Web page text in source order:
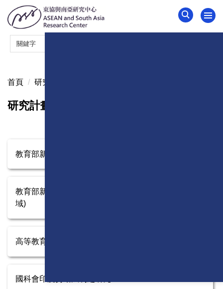
到
區
首頁 研究計畫
研究計畫
教育部新南向計畫-設立星馬區產中心
教育部新南向計畫-學術型領域聯盟(商管及社會科學領
域)
高等教育深耕計畫
國科會印度勞動法制之研究